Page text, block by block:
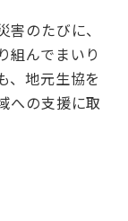
のたびに、
組んでまいり
、地元生協を
への支援に取